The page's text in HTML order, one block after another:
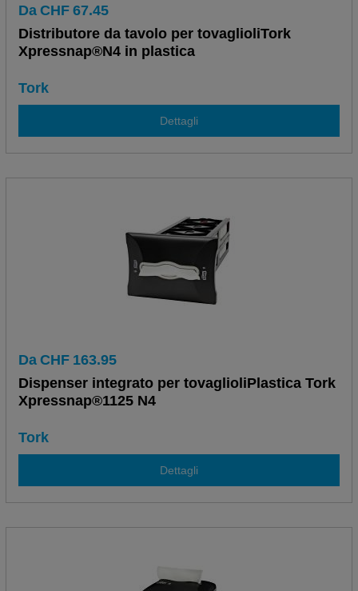
Da CHF 67.45
Distributore da tavolo per tovaglioliTork
Xpressnap®N4 in plastica
Tork
Dettagli
Da CHF 163.95
Dispenser integrato per tovaglioliPlastica Tork
Xpressnap®1125 N4
Tork
Dettagli